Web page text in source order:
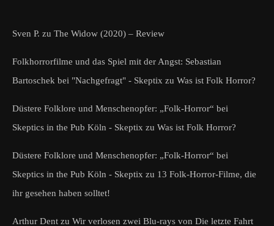
Sven P. zu The Widow (2020) – Review
Folkhorrorfilme und das Spiel mit der Angst: Sebastian
Bartoschek bei "Nachgefragt" - Skeptix zu Was ist Folk Horror?
Düstere Folklore und Menschenopfer: „Folk-Horror“ bei
Skeptics in the Pub Köln - Skeptix zu Was ist Folk Horror?
Düstere Folklore und Menschenopfer: „Folk-Horror“ bei
Skeptics in the Pub Köln - Skeptix zu 13 Folk-Horror-Filme, die
ihr gesehen haben solltet!
Arthur Dent zu Wir verlosen zwei Blu-rays von Die letzte Fahrt